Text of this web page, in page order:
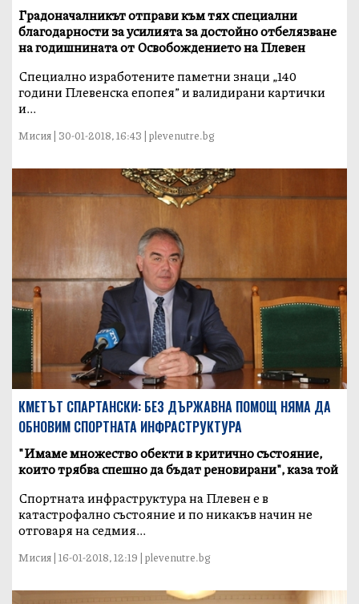
Градоначалникът отправи към тях специални
благодарности за усилията за достойно отбелязване
на годишнината от Освобождението на Плевен
Специално изработените паметни знаци „140
години Плевенска епопея” и валидирани картички
и...
Мисия | 30-01-2018, 16:43 | plevenutre.bg
КМЕТЪТ СПАРТАНСКИ: БЕЗ ДЪРЖАВНА ПОМОЩ НЯМА ДА
ОБНОВИМ СПОРТНАТА ИНФРАСТРУКТУРА
"Имаме множество обекти в критично състояние,
които трябва спешно да бъдат реновирани", каза той
Спортната инфраструктура на Плевен е в
катастрофално състояние и по никакъв начин не
отговаря на седмия...
Мисия | 16-01-2018, 12:19 | plevenutre.bg